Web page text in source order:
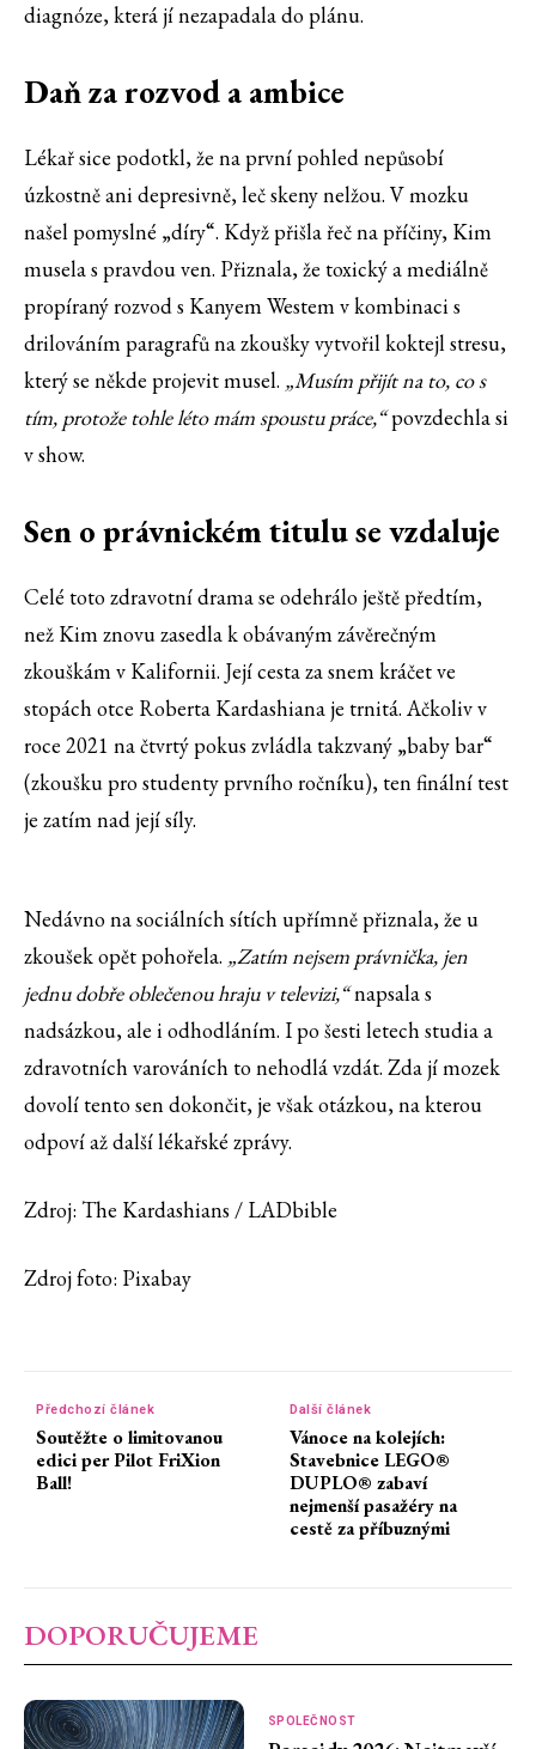
diagnóze, která jí nezapadala do plánu.
Daň za rozvod a ambice
Lékař sice podotkl, že na první pohled nepůsobí
úzkostně ani depresivně, leč skeny nelžou. V mozku
našel pomyslné „díry“. Když přišla řeč na příčiny, Kim
musela s pravdou ven. Přiznala, že toxický a mediálně
propíraný rozvod s Kanyem Westem v kombinaci s
drilováním paragrafů na zkoušky vytvořil koktejl stresu,
který se někde projevit musel. „Musím přijít na to, co s
tím, protože tohle léto mám spoustu práce,“povzdechla si
v show.
Sen o právnickém titulu se vzdaluje
Celé toto zdravotní drama se odehrálo ještě předtím,
než Kim znovu zasedla k obávaným závěrečným
zkouškám v Kalifornii. Její cesta za snem kráčet ve
stopách otce Roberta Kardashiana je trnitá. Ačkoliv v
roce 2021 na čtvrtý pokus zvládla takzvaný „baby bar“
(zkoušku pro studenty prvního ročníku), ten finální test
je zatím nad její síly.
Nedávno na sociálních sítích upřímně přiznala, že u
zkoušek opět pohořela. „Zatím nejsem právnička, jen
jednu dobře oblečenou hraju v televizi,“napsala s
nadsázkou, ale i odhodláním. I po šesti letech studia a
zdravotních varováních to nehodlá vzdát. Zda jí mozek
dovolí tento sen dokončit, je však otázkou, na kterou
odpoví až další lékařské zprávy.
Zdroj: The Kardashians / LADbible
Zdroj foto: Pixabay
Předchozí článek
Soutěžte o limitovanou
edici per Pilot FriXion
Ball!
Další článek
Vánoce na kolejích:
Stavebnice LEGO®
DUPLO® zabaví
nejmenší pasažéry na
cestě za příbuznými
DOPORUČUJEME
SPOLEČNOST